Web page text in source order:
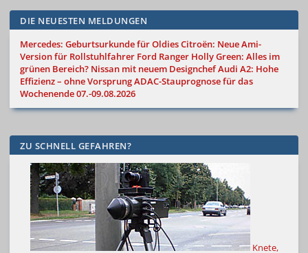
DIE NEUESTEN MELDUNGEN
Mercedes: Geburtsurkunde für OldiesCitroën: Neue Ami-
Version für Rollstuhlfahrer Ford Ranger Holly Green: Alles im
grünen Bereich? Nissan mit neuem DesignchefAudi A2: Hohe
Effizienz – ohne VorsprungADAC-Stauprognose für das
Wochenende 07.-09.08.2026
ZU SCHNELL GEFAHREN?
Knete,